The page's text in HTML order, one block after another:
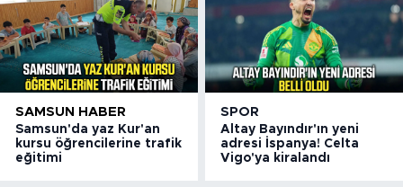
SAMSUN HABER
Samsun'da yaz Kur'an
kursu öğrencilerine trafik
eğitimi
SPOR
Altay Bayındır'ın yeni
adresi İspanya! Celta
Vigo'ya kiralandı